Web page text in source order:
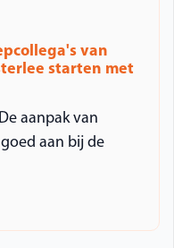
van
starten met
aanpak van
aan bij de